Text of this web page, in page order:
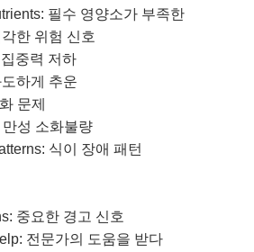
필수 영양소가 부족한
한 위험 신호
중력 저하
하게 추운
문제
성 소화불량
식이 장애 패턴
중요한 경고 신호
전문가의 도움을 받다